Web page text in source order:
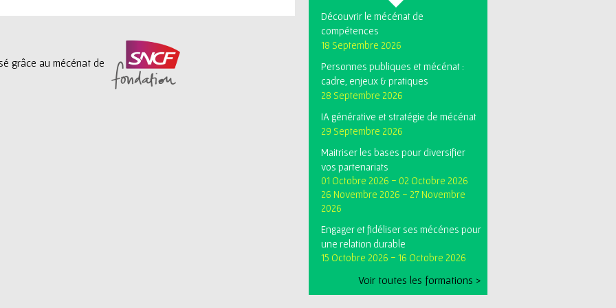
grâce au mécénat de
Découvrir le mécénat de
compétences
18 Septembre 2026
Personnes publiques et mécénat :
cadre, enjeux & pratiques
28 Septembre 2026
IA générative et stratégie de mécénat
29 Septembre 2026
Maitriser les bases pour diversifier
vos partenariats
01 Octobre 2026 - 02 Octobre 2026
26 Novembre 2026 - 27 Novembre
2026
Engager et fidéliser ses mécénes pour
une relation durable
15 Octobre 2026 - 16 Octobre 2026
Voir toutes les formations >